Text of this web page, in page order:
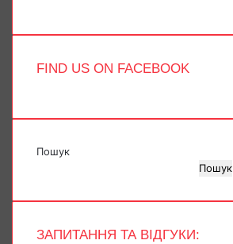
FIND US ON FACEBOOK
Пошук
Пошук
ЗАПИТАННЯ ТА ВІДГУКИ: